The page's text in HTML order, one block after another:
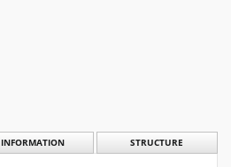
INFORMATION STRUCTURE